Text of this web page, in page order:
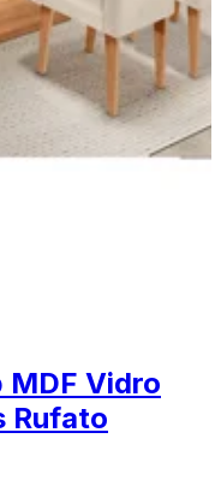
MDF Vidro
Rufato